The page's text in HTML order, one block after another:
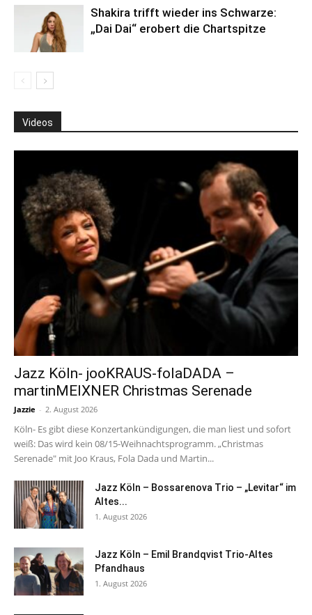
Shakira trifft wieder ins Schwarze:
„Dai Dai“ erobert die Chartspitze
Videos
Jazz Köln- jooKRAUS-folaDADA –
martinMEIXNER Christmas Serenade
Jazzie - 2. August 2026
Köln- Es gibt diese Konzertankündigungen, die man liest und sofort
weiß: Das wird kein 08/15-Weihnachtsprogramm. „Christmas
Serenade" mit Joo Kraus, Fola Dada und Martin...
Jazz Köln – Bossarenova Trio – „Levitar“ im
Altes...
1. August 2026
Jazz Köln – Emil Brandqvist Trio-Altes
Pfandhaus
1. August 2026